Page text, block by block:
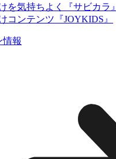
を気持ちよく『サビカラ』
コンテンツ『JOYKIDS』
情報